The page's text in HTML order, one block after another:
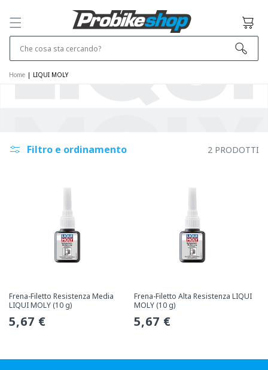
CONTENUTO
Che cosa sta cercando?
Cestino
Home | LIQUI MOLY
Filtro e ordinamento 2 PRODOTTI
Frena-Filetto Resistenza Media
LIQUI MOLY (10 g)
Prezzo
5,67 €
Frena-Filetto Alta Resistenza LIQUI
MOLY (10 g)
Prezzo
5,67 €